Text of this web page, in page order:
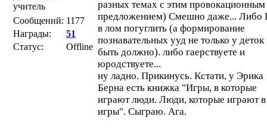
учитель
Сообщений: 1177
Награды:
51
Статус:
Offline
разных темах с этим провокационным
предложением) Смешно даже... Либо
в лом погуглить (а формирование
познавательных ууд не только у деток
быть должно). либо гаерствуете и
юродствуете...
ну ладно. Прикинусь. Кстати, у Эрика
Берна есть книжка "Игры, в которые
играют люди. Люди, которые играют в
игры". Сыграю. Ага.